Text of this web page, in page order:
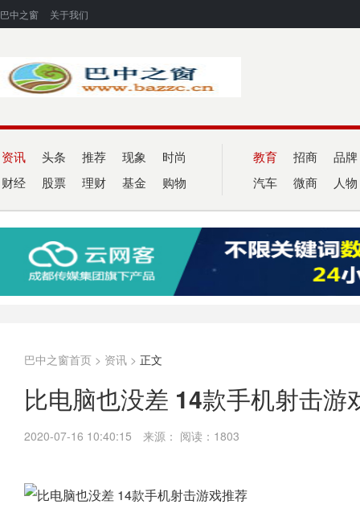
巴中之窗 关于我们
资讯 头条 推荐 现象 时尚
财经 股票 理财 基金 购物
教育 招商 品牌
汽车 微商 人物
巴中之窗首页 > 资讯 > 正文
比电脑也没差 14款手机射击游
2020-07-16 10:40:15 来源： 阅读：1803